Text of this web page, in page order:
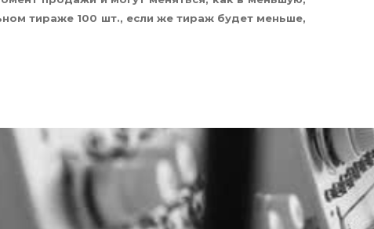
тираже 100 шт., если же тираж будет меньше,